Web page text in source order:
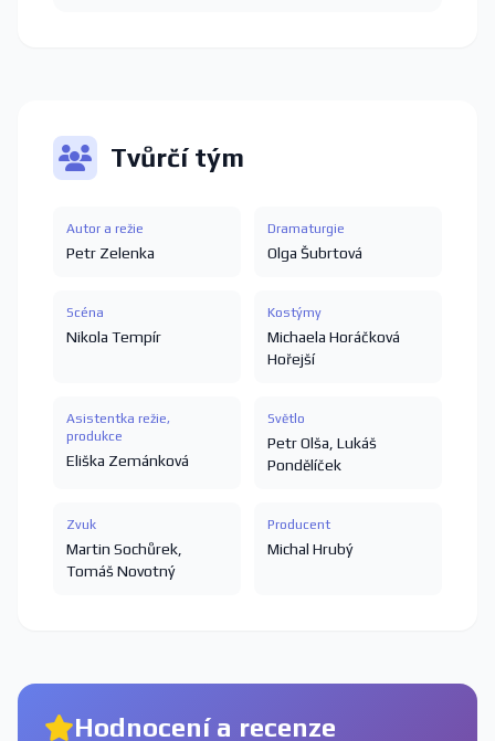
Tvůrčí tým
Autor a režie
Petr Zelenka
Dramaturgie
Olga Šubrtová
Scéna
Nikola Tempír
Kostýmy
Michaela Horáčková
Hořejší
Asistentka režie,
produkce
Eliška Zemánková
Světlo
Petr Olša Lukáš
Pondělíček
Zvuk
Martin Sochůrek
Tomáš Novotný
Producent
Michal Hrubý
Hodnocení a recenze